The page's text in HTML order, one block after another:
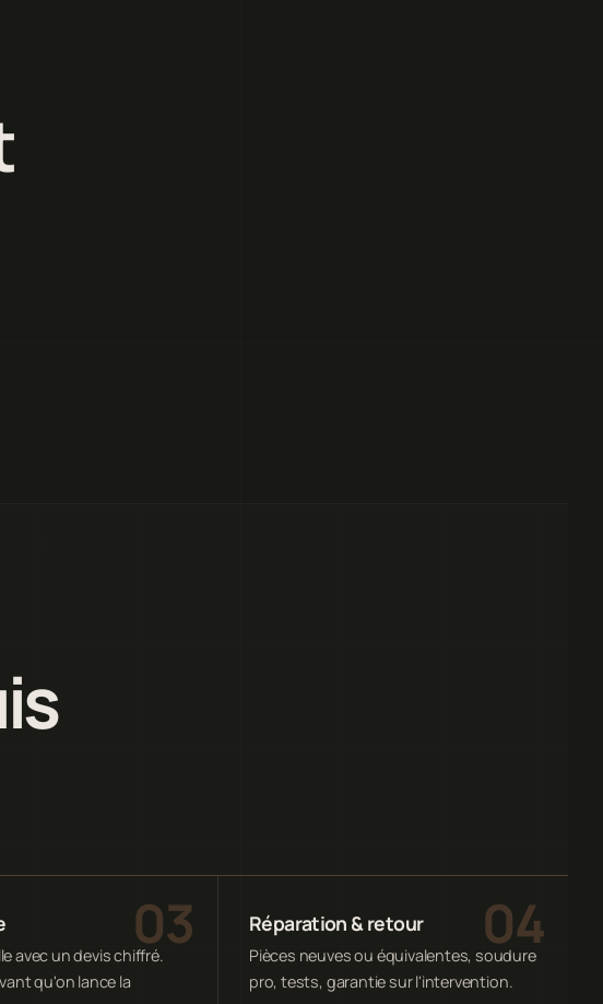
avec un devis chiffré.
qu'on lance la
Réparation & retour
Pièces neuves ou équivalentes, soudure
pro, tests, garantie sur l'intervention.